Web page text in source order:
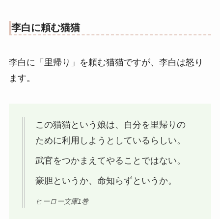
李白に頼む猫猫
李白に「里帰り」を頼む猫猫ですが、李白は怒り
ます。
この猫猫という娘は、自分を里帰りの
ために利用しようとしているらしい。
武官をつかまえてやることではない。
豪胆というか、命知らずというか。
ヒーロー文庫1巻